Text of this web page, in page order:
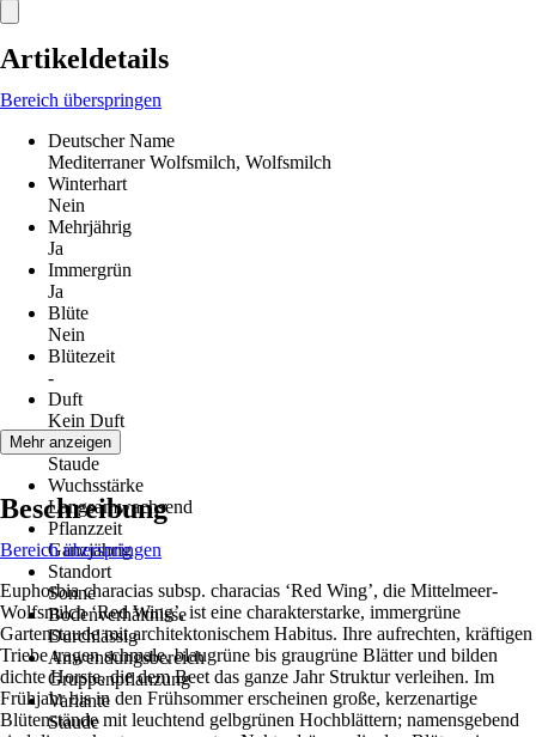
Artikeldetails
Bereich überspringen
Deutscher Name
Mediterraner Wolfsmilch, Wolfsmilch
Winterhart
Nein
Mehrjährig
Ja
Immergrün
Ja
Blüte
Nein
Blütezeit
-
Duft
Kein Duft
Wuchs
Staude
Wuchsstärke
Langsamwachsend
Pflanzzeit
Ganzjährig
Standort
Sonne
Bodenverhältnisse
Durchlässig
Anwendungsbereich
Gruppenpflanzung
Variante
Staude
Mehr anzeigen
Beschreibung
Bereich überspringen
Euphorbia characias subsp. characias ‘Red Wing’, die Mittelmeer-
Wolfsmilch ‘Red Wing’, ist eine charakterstarke, immergrüne
Gartenstaude mit architektonischem Habitus. Ihre aufrechten, kräftigen
Triebe tragen schmale, blaugrüne bis graugrüne Blätter und bilden
dichte Horste, die dem Beet das ganze Jahr Struktur verleihen. Im
Frühjahr bis in den Frühsommer erscheinen große, kerzenartige
Blütenstände mit leuchtend gelbgrünen Hochblättern; namensgebend